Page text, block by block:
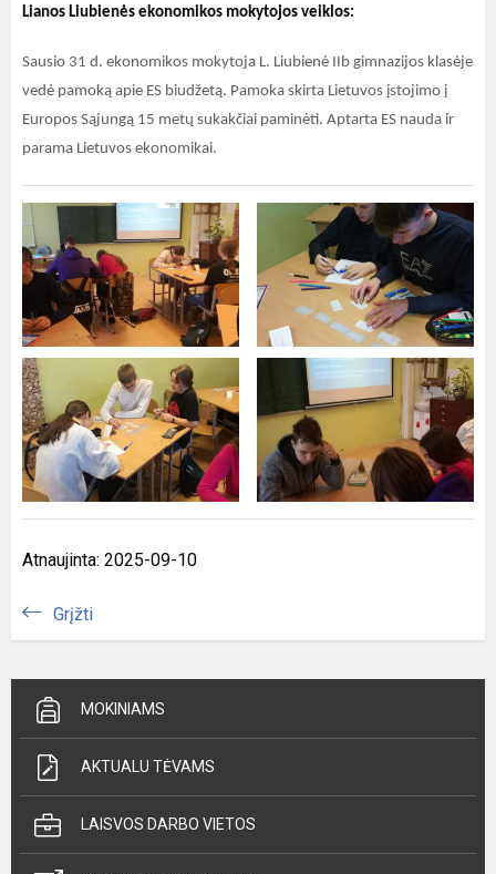
Lianos Liubienės ekonomikos mokytojos veiklos:
Sausio 31 d. ekonomikos mokytoja L. Liubienė IIb gimnazijos klasėje
vedė pamoką apie ES biudžetą. Pamoka skirta Lietuvos įstojimo į
Europos Sąjungą 15 metų sukakčiai paminėti. Aptarta ES nauda ir
parama Lietuvos ekonomikai.
Atnaujinta: 2025-09-10
Grįžti
MOKINIAMS
AKTUALU TĖVAMS
LAISVOS DARBO VIETOS